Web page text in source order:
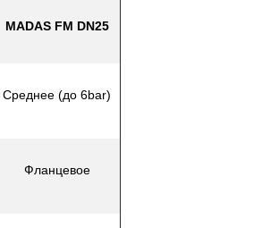
MADAS FM DN25
Среднее (до 6bar)
Фланцевое